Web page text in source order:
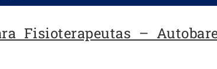
Fisioterapeutas –